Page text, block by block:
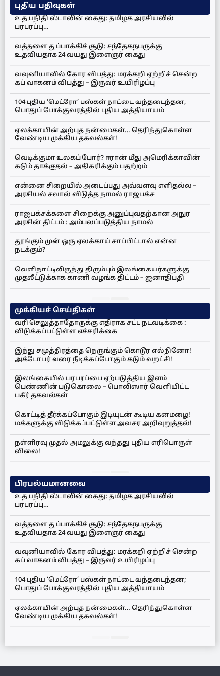
புதிய பதிவுகள்
உதயநிதி ஸ்டாலின் கைது: தமிழக அரசியலில்
பரபரப்பு…
வத்தளை துப்பாக்கிச் சூடு: சந்தேகநபருக்கு
உதவியதாக 24 வயது இளைஞர் கைது
வவுனியாவில் கோர விபத்து: மரக்கறி ஏற்றிச் சென்ற
கப் வாகனம் விபத்து – இருவர் உயிரிழப்பு
104 புதிய ‘மெட்ரோ’ பஸ்கள் நாட்டை வந்தடைந்தன;
பொதுப் போக்குவரத்தில் புதிய அத்தியாயம்!
ஏலக்காயின் அற்புத நன்மைகள்… தெரிந்துகொள்ள
வேண்டிய முக்கிய தகவல்கள்!
வெடிக்குமா உலகப் போர்? ஈரான் மீது அமெரிக்காவின்
கடும் தாக்குதல் – அதிகரிக்கும் பதற்றம்
என்னை சிறையில் அடைப்பது அவ்வளவு எளிதல்ல –
அரசியல் சவால் விடுத்த நாமல் ராஜபக்ச
ராஜபக்சக்களை சிறைக்கு அனுப்புவதற்கான அநுர
அரசின் திட்டம் : அம்பலப்படுத்திய நாமல்
தூங்கும் முன் ஒரு ஏலக்காய் சாப்பிட்டால் என்ன
நடக்கும்?
வெளிநாட்டிலிருந்து திரும்பும் இலங்கையர்களுக்கு
முதலீட்டுக்காக காணி வழங்க திட்டம் – ஜனாதிபதி
முக்கியச் செய்திகள்
வரி செலுத்தாதோருக்கு எதிராக சட்ட நடவடிக்கை :
விடுக்கப்பட்டுள்ள எச்சரிக்கை
இந்து சமுத்திரத்தை நெருங்கும் கொடூர எல்நினோ!
அக்டோபர் வரை நீடிக்கப்போகும் கடும் வறட்சி!
இலங்கையில் பரபரப்பை ஏற்படுத்திய இளம்
பெண்ணின் படுகொலை – பொலிஸார் வெளியிட்ட
பகீர் தகவல்கள்
கொட்டித் தீர்க்கப்போகும் இடியுடன் கூடிய கனமழை!
மக்களுக்கு விடுக்கப்பட்டுள்ள அவசர அறிவுறுத்தல்!
நள்ளிரவு முதல் அமலுக்கு வந்தது புதிய எரிபொருள்
விலை!
பிரபல்யமானவை
உதயநிதி ஸ்டாலின் கைது: தமிழக அரசியலில்
பரபரப்பு…
வத்தளை துப்பாக்கிச் சூடு: சந்தேகநபருக்கு
உதவியதாக 24 வயது இளைஞர் கைது
வவுனியாவில் கோர விபத்து: மரக்கறி ஏற்றிச் சென்ற
கப் வாகனம் விபத்து – இருவர் உயிரிழப்பு
104 புதிய ‘மெட்ரோ’ பஸ்கள் நாட்டை வந்தடைந்தன;
பொதுப் போக்குவரத்தில் புதிய அத்தியாயம்!
ஏலக்காயின் அற்புத நன்மைகள்… தெரிந்துகொள்ள
வேண்டிய முக்கிய தகவல்கள்!